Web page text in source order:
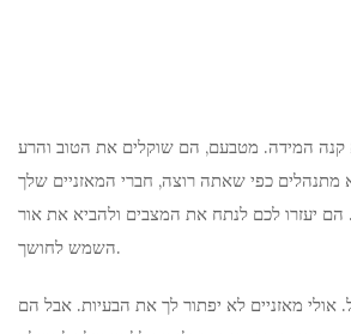
קנה המידה. מטבעם, הם שוקלים את הטוב והרע
כפי שאתה רוצה, חברי המאזניים שלך
הם יעזרו לכם לנתח את המצבים ולהביא את אור
השמש לחושך.
מאזניים לא יפתור לך את הבעיות. אבל הם